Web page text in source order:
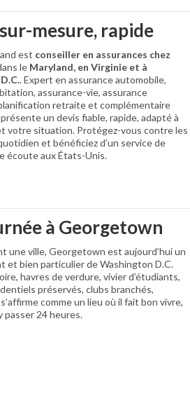
mesure, rapide
est conseiller en assurances chez
le Maryland, en Virginie et à
. Expert en assurance automobile,
assurance-vie, assurance
retraite et complémentaire
un devis fiable, rapide, adapté à
votre situation. Protégez-vous contre les
et bénéficiez d’un service de
écoute aux États-Unis.
à Georgetown
une ville, Georgetown est aujourd’hui un
et bien particulier de Washington D.C.
havres de verdure, vivier d’étudiants,
préservés, clubs branchés,
comme un lieu où il fait bon vivre,
passer 24 heures.